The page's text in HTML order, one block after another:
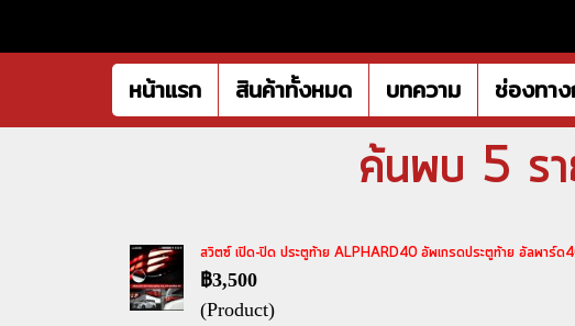
หน้าแรก สินค้าทั้งหมด บทความ ช่องทาง
ค้นพบ 5 รา
สวิตซ์ เปิด-ปิด ประตูท้าย ALPHARD40 อัพเกรดประตูท้าย อัลพาร์
฿3,500
(Product)